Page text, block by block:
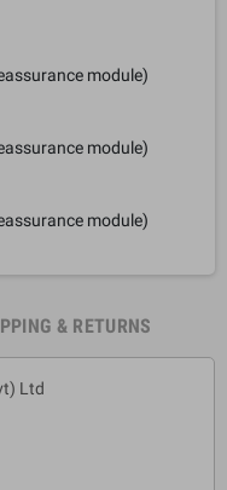
module)
module)
module)
& RETURNS
Ltd